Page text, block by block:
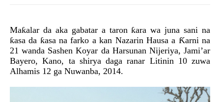
Maƙalar da aka gabatar a taron ƙara wa juna sani na
ƙasa da ƙasa na farko a kan Nazarin Hausa a Ƙarni na
21 wanda Sashen Koyar da Harsunan Nijeriya, Jami’ar
Bayero, Kano, ta shirya daga ranar Litinin 10 zuwa
Alhamis 12 ga Nuwanba, 2014.